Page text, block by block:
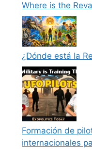
Where is the
¿Dónde está la
Formación de
internacionales